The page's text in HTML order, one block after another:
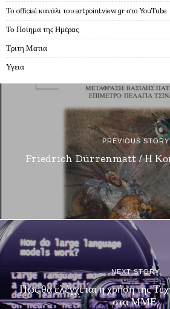
Το official κανάλι του artpointview.gr στο YouTube
Το Ποίημα της Ημέρας
Τριτη Ματια
Υγεια
PREVIOUS STORY
Friedrich Dürrenmatt / Η
NEXT STORY
Πως θα ελέγχεται η χρήση της
στα ΜΜΕ;